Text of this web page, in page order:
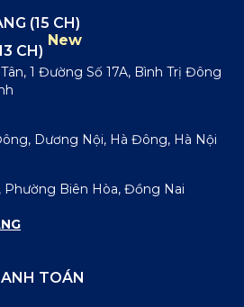
(15 CH)
CH)
New
1 Đường Số 17A, Bình Trị Đông
Dương Nội, Hà Đông, Hà Nội
Phường Biên Hòa, Đồng Nai
TOÁN